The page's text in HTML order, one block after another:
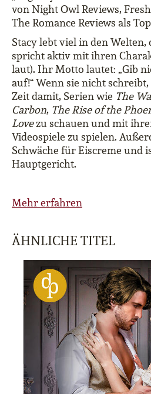
von Night Owl Reviews,
The Romance Reviews als
Stacy lebt viel in den
spricht aktiv mit ihren
laut). Ihr Motto lautet: „Gib
auf!“ Wenn sie nicht
Zeit damit, Serien wie The
Carbon, The Rise of the
Lovezu schauen und mit
Videospiele zu spielen.
Schwäche für Eiscreme und
Hauptgericht.
Mehr erfahren
ÄHNLICHE TITEL